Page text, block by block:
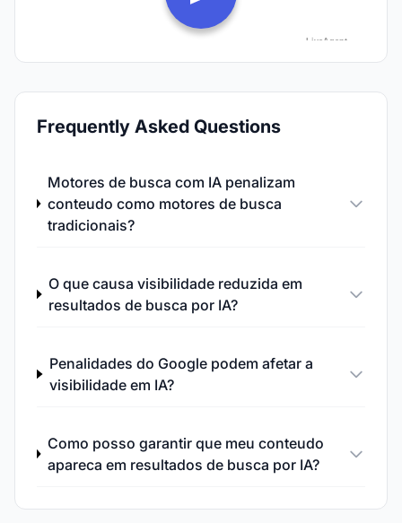
Frequently Asked Questions
Motores de busca com IA penalizam
conteudo como motores de busca
tradicionais?
O que causa visibilidade reduzida em
resultados de busca por IA?
Penalidades do Google podem afetar a
visibilidade em IA?
Como posso garantir que meu conteudo
apareca em resultados de busca por IA?